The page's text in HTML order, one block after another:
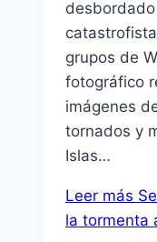
grupos de
fotográfico
imágenes
tornados y
Islas…
Leer más
la tormenta